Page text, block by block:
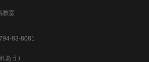
教室
83-8081
あう）